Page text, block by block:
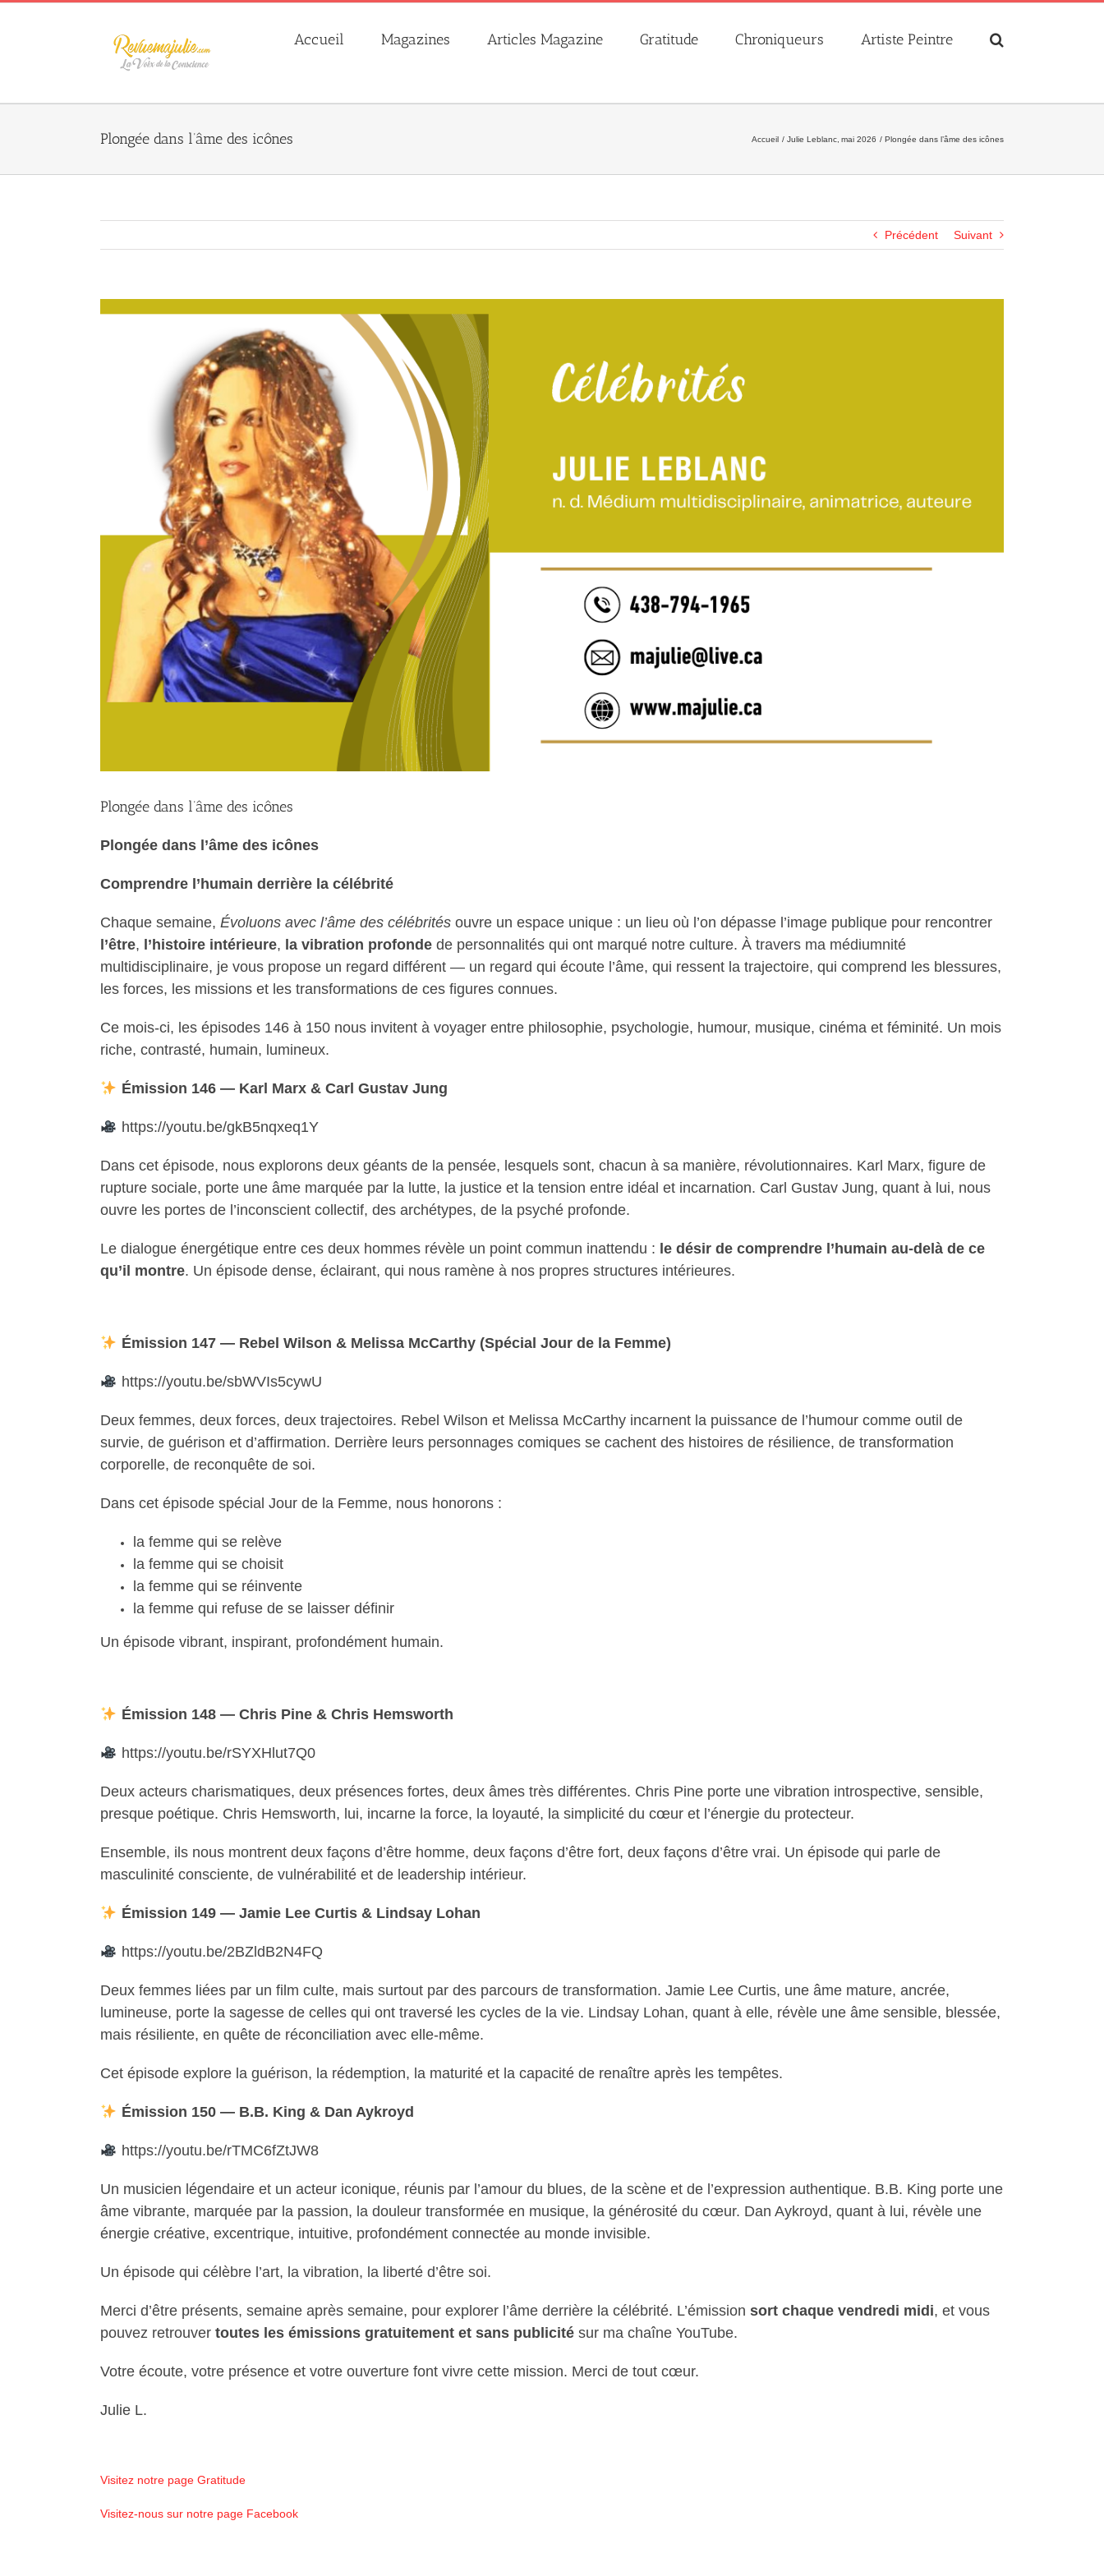
Skip
Accueil Magazines Articles Magazine Gratitude Chroniqueurs Artiste Peintre
Plongée dans l’âme des icônes Accueil Julie Leblanc mai 2026 Plongée dans l’âme des icônes
Précédent Suivant
Plongée dans l’âme des icônes
Plongée dans l’âme des icônes
Comprendre l’humain derrière la célébrité
Chaque semaine, Évoluons avec l’âme des célébrités ouvre un espace unique : un lieu où l’on dépasse l’image publique pour rencontrer
l’être, l’histoire intérieure, la vibration profonde de personnalités qui ont marqué notre culture. À travers ma médiumnité
multidisciplinaire, je vous propose un regard différent — un regard qui écoute l’âme, qui ressent la trajectoire, qui comprend les blessures,
les forces, les missions et les transformations de ces figures connues.
Ce mois-ci, les épisodes 146 à 150 nous invitent à voyager entre philosophie, psychologie, humour, musique, cinéma et féminité. Un mois
riche, contrasté, humain, lumineux.
Émission 146 — Karl Marx & Carl Gustav Jung
https://youtu.be/gkB5nqxeq1Y
Dans cet épisode, nous explorons deux géants de la pensée, lesquels sont, chacun à sa manière, révolutionnaires. Karl Marx, figure de
rupture sociale, porte une âme marquée par la lutte, la justice et la tension entre idéal et incarnation. Carl Gustav Jung, quant à lui, nous
ouvre les portes de l’inconscient collectif, des archétypes, de la psyché profonde.
Le dialogue énergétique entre ces deux hommes révèle un point commun inattendu : le désir de comprendre l’humain au-delà de ce
qu’il montre. Un épisode dense, éclairant, qui nous ramène à nos propres structures intérieures.
Émission 147 — Rebel Wilson & Melissa McCarthy (Spécial Jour de la Femme)
https://youtu.be/sbWVIs5cywU
Deux femmes, deux forces, deux trajectoires. Rebel Wilson et Melissa McCarthy incarnent la puissance de l’humour comme outil de
survie, de guérison et d’affirmation. Derrière leurs personnages comiques se cachent des histoires de résilience, de transformation
corporelle, de reconquête de soi.
Dans cet épisode spécial Jour de la Femme, nous honorons :
la femme qui se relève
la femme qui se choisit
la femme qui se réinvente
la femme qui refuse de se laisser définir
Un épisode vibrant, inspirant, profondément humain.
Émission 148 — Chris Pine & Chris Hemsworth
https://youtu.be/rSYXHlut7Q0
Deux acteurs charismatiques, deux présences fortes, deux âmes très différentes. Chris Pine porte une vibration introspective, sensible,
presque poétique. Chris Hemsworth, lui, incarne la force, la loyauté, la simplicité du cœur et l’énergie du protecteur.
Ensemble, ils nous montrent deux façons d’être homme, deux façons d’être fort, deux façons d’être vrai. Un épisode qui parle de
masculinité consciente, de vulnérabilité et de leadership intérieur.
Émission 149 — Jamie Lee Curtis & Lindsay Lohan
https://youtu.be/2BZldB2N4FQ
Deux femmes liées par un film culte, mais surtout par des parcours de transformation. Jamie Lee Curtis, une âme mature, ancrée,
lumineuse, porte la sagesse de celles qui ont traversé les cycles de la vie. Lindsay Lohan, quant à elle, révèle une âme sensible, blessée,
mais résiliente, en quête de réconciliation avec elle-même.
Cet épisode explore la guérison, la rédemption, la maturité et la capacité de renaître après les tempêtes.
Émission 150 — B.B. King & Dan Aykroyd
https://youtu.be/rTMC6fZtJW8
Un musicien légendaire et un acteur iconique, réunis par l’amour du blues, de la scène et de l’expression authentique. B.B. King porte une
âme vibrante, marquée par la passion, la douleur transformée en musique, la générosité du cœur. Dan Aykroyd, quant à lui, révèle une
énergie créative, excentrique, intuitive, profondément connectée au monde invisible.
Un épisode qui célèbre l’art, la vibration, la liberté d’être soi.
Merci d’être présents, semaine après semaine, pour explorer l’âme derrière la célébrité. L’émission sort chaque vendredi midi, et vous
pouvez retrouver toutes les émissions gratuitement et sans publicité sur ma chaîne YouTube.
Votre écoute, votre présence et votre ouverture font vivre cette mission. Merci de tout cœur.
Julie L.
Visitez notre page Gratitude
Visitez-nous sur notre page Facebook